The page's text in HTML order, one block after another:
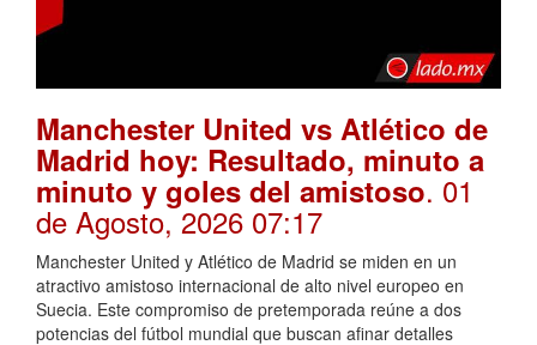
Manchester United vs Atlético de
Madrid hoy: Resultado, minuto a
minuto y goles del amistoso. 01
de Agosto, 2026 07:17
Manchester United y Atlético de Madrid se miden en un
atractivo amistoso internacional de alto nivel europeo en
Suecia. Este compromiso de pretemporada reúne a dos
potencias del fútbol mundial que buscan afinar detalles